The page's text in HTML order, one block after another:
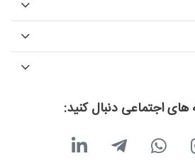
های اجتماعی دنبال کنید: